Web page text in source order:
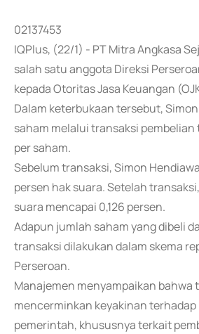
02137453
IQPlus, (22/1) - PT Mitra Angkasa
salah satu anggota Direksi
kepada Otoritas Jasa Keuangan
Dalam keterbukaan tersebut,
saham melalui transaksi pembelian
per saham.
Sebelum transaksi, Simon
persen hak suara. Setelah
suara mencapai 0,126 persen.
Adapun jumlah saham yang dibeli
transaksi dilakukan dalam skema
Perseroan.
Manajemen menyampaikan
mencerminkan keyakinan
pemerintah, khususnya terkait